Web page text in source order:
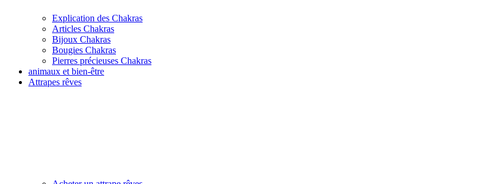
Explication des Chakras
Articles Chakras
Bijoux Chakras
Bougies Chakras
Pierres précieuses Chakras
animaux et bien-être
Attrapes rêves